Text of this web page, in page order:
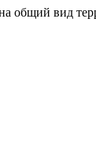
общий вид